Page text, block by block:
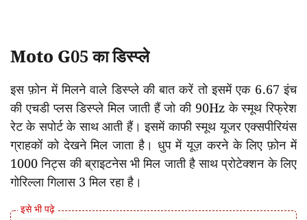
Moto G05 का डिस्प्ले
इस फ़ोन में मिलने वाले डिस्प्ले की बात करें तो इसमें एक 6.67 इंच
की एचडी प्लस डिस्प्ले मिल जाती हैं जो की 90Hz के स्मूथ रिफ्रेश
रेट के सपोर्ट के साथ आती हैं। इसमें काफी स्मूथ यूजर एक्सपीरियंस
ग्राहकों को देखने मिल जाता है। धुप में यूज़ करने के लिए फ़ोन में
1000 निट्स की ब्राइटनेस भी मिल जाती है साथ प्रोटेक्शन के लिए
गोरिल्ला गिलास 3 मिल रहा है।